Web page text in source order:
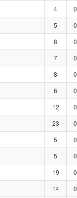
4 0
5 0
8 0
7 0
8 0
6 0
12 0
23 0
5 0
5 0
19 0
14 0